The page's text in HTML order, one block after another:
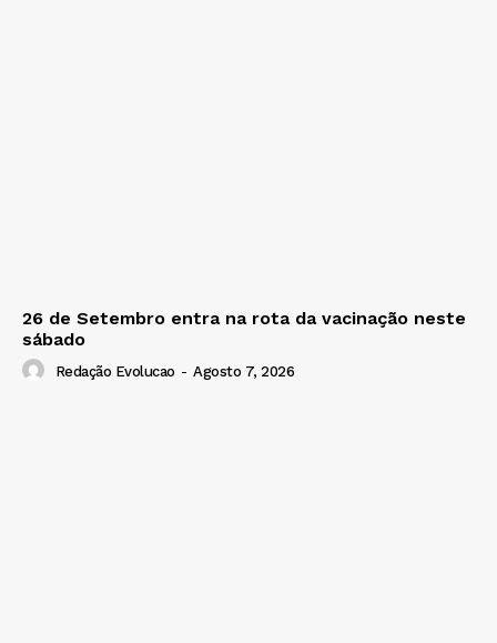
26 de Setembro entra na rota da vacinação neste
sábado
Redação Evolucao - Agosto 7, 2026